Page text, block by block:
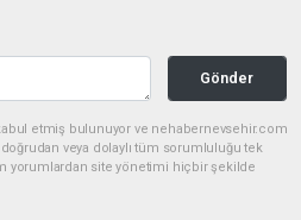
Gönder
etmiş bulunuyor ve nehabernevsehir.com
veya dolaylı tüm sorumluluğu tek
yorumlardan site yönetimi hiçbir şekilde